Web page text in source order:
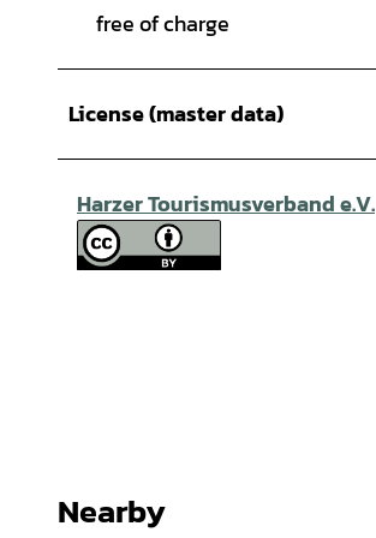
free of charge
License (master data)
Harzer Tourismusverband e.V.
Nearby